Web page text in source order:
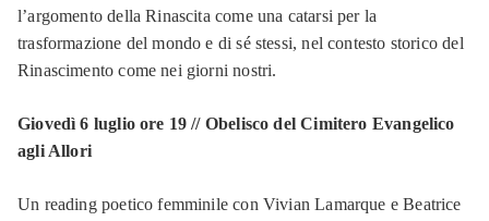
l’argomento della Rinascita come una catarsi per la
trasformazione del mondo e di sé stessi, nel contesto storico del
Rinascimento come nei giorni nostri.
Giovedì 6 luglio ore 19 // Obelisco del Cimitero Evangelico
agli Allori
Un reading poetico femminile con Vivian Lamarque e Beatrice